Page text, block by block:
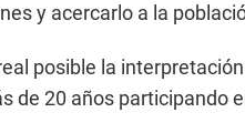
y acercarlo a la
posible la
de 20 años participando